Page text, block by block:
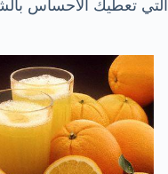
التي تعطيك الاحساس